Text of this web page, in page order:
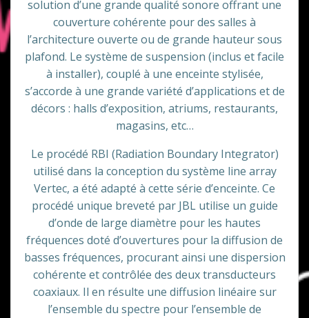
solution d’une grande qualité sonore offrant une
couverture cohérente pour des salles à
l’architecture ouverte ou de grande hauteur sous
plafond. Le système de suspension (inclus et facile
à installer), couplé à une enceinte stylisée,
s’accorde à une grande variété d’applications et de
décors : halls d’exposition, atriums, restaurants,
magasins, etc…
Le procédé RBI (Radiation Boundary Integrator)
utilisé dans la conception du système line array
Vertec, a été adapté à cette série d’enceinte. Ce
procédé unique breveté par JBL utilise un guide
d’onde de large diamètre pour les hautes
fréquences doté d’ouvertures pour la diffusion de
basses fréquences, procurant ainsi une dispersion
cohérente et contrôlée des deux transducteurs
coaxiaux. Il en résulte une diffusion linéaire sur
l’ensemble du spectre pour l’ensemble de